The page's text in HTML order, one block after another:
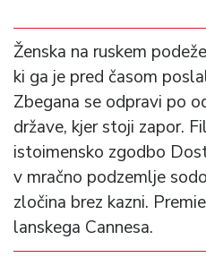
Ženska na ruskem
ki ga je pred časom
Zbegana se odpravi po
države, kjer stoji zapor.
istoimensko zgodbo
v mračno podzemlje
zločina brez kazni.
lanskega Cannesa.